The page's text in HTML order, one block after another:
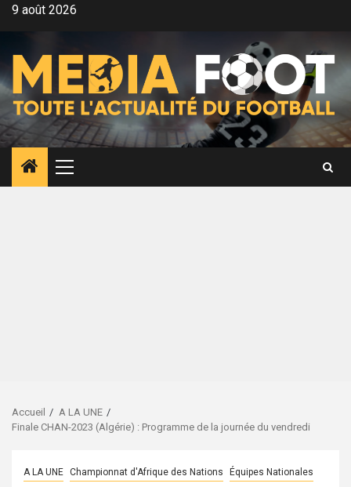
Aller9 août 2026
Menu
principal
Accueil
A LA UNE
Finale CHAN-2023 (Algérie) : Programme de la journée du vendredi
A LA UNE Championnat d'Afrique des Nations Équipes Nationales